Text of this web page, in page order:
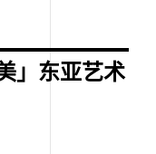
」东亚艺术